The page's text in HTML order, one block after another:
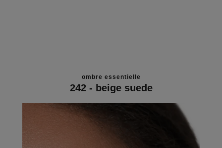
ombre essentielle
242 - beige suede